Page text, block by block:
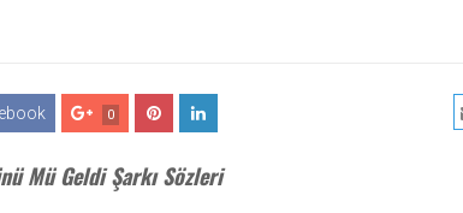
0
Mü Geldi Şarkı Sözleri